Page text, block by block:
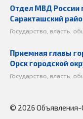
Отдел МВД России
Саракташский
Государство, власть,
Приемная главы
Орск городской
Государство, власть,
© 2026